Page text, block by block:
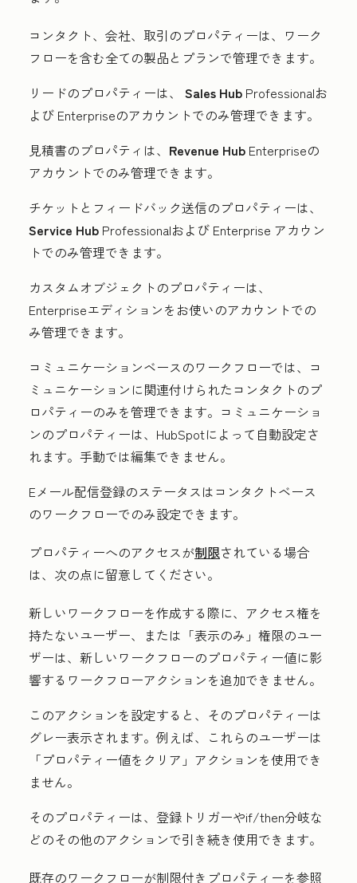
コンタクト、会社、取引のプロパティーは、ワーク
フローを含む全ての製品とプランで管理できます。
リードのプロパティーは、 Sales Hub Professionalお
よび Enterpriseのアカウントでのみ管理できます。
見積書のプロパティは、 Revenue Hub Enterpriseの
アカウントでのみ管理できます。
チケットとフィードバック送信のプロパティーは、
Service Hub Professionalおよび Enterprise アカウン
トでのみ管理できます。
カスタムオブジェクトのプロパティーは、
Enterpriseエディションをお使いのアカウントでの
み管理できます。
コミュニケーションベースのワークフローでは、コ
ミュニケーションに関連付けられたコンタクトのプ
ロパティーのみを管理できます。コミュニケーショ
ンのプロパティーは、HubSpotによって自動設定さ
れます。手動では編集できません。
Eメール配信登録のステータスはコンタクトベース
のワークフローでのみ設定できます。
プロパティーへのアクセスが制限されている場合
は、次の点に留意してください。
新しいワークフローを作成する際に、アクセス権を
持たないユーザー、または「表示のみ」 権限のユー
ザーは、新しいワークフローのプロパティー値に影
響するワークフローアクションを追加できません。
このアクションを設定すると、そのプロパティーは
グレー表示されます。例えば、これらのユーザーは
「プロパティー値をクリア」アクションを使用でき
ません。
そのプロパティーは、登録トリガーやif/then分岐な
どのその他のアクションで引き続き使用できます。
既存のワークフローが制限付きプロパティーを参照